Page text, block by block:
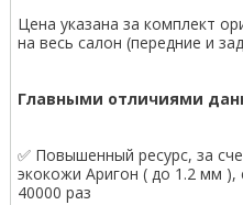
Цена указана за комплект
на весь салон (передние и
Главными отличиями
✅ Повышенный ресурс, за
экокожи Аригон ( до 1.2 мм
40000 раз